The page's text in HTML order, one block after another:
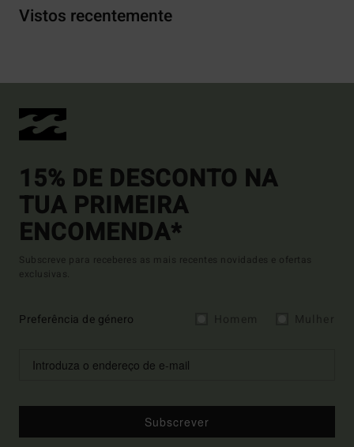
Vistos recentemente
15% DE DESCONTO NA
TUA PRIMEIRA
ENCOMENDA*
Subscreve para receberes as mais recentes novidades e ofertas
exclusivas.
Preferência de género
Subscrever